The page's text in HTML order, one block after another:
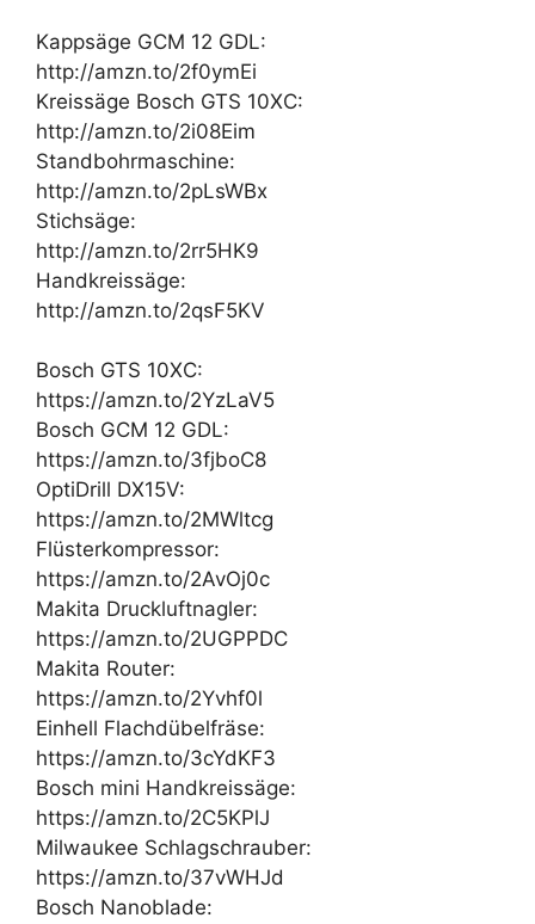
Kappsäge GCM 12 GDL:
http://amzn.to/2f0ymEi
Kreissäge Bosch GTS 10XC:
http://amzn.to/2i08Eim
Standbohrmaschine:
http://amzn.to/2pLsWBx
Stichsäge:
http://amzn.to/2rr5HK9
Handkreissäge:
http://amzn.to/2qsF5KV
Bosch GTS 10XC:
https://amzn.to/2YzLaV5
Bosch GCM 12 GDL:
https://amzn.to/3fjboC8
OptiDrill DX15V:
https://amzn.to/2MWltcg
Flüsterkompressor:
https://amzn.to/2AvOj0c
Makita Druckluftnagler:
https://amzn.to/2UGPPDC
Makita Router:
https://amzn.to/2Yvhf0l
Einhell Flachdübelfräse:
https://amzn.to/3cYdKF3
Bosch mini Handkreissäge:
https://amzn.to/2C5KPlJ
Milwaukee Schlagschrauber:
https://amzn.to/37vWHJd
Bosch Nanoblade: